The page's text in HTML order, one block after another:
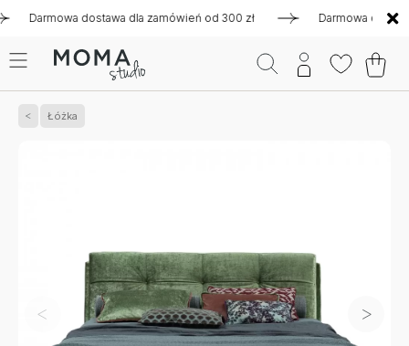
dostawa dla zamówień od 300 zł Darmowa dostawa
Łóżka